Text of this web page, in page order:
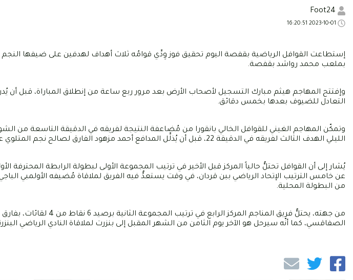
إستطاعت القوافل الرياضية بقفصة اليوم تحقيق فوز وِدِّي قوامُه ثلاث أهداف لهدفين على ضيفها النجم
بملعب محمد رواشد بقفصة.
وإفتتح المهاجم هيثم مبارك التسجيل لأصحاب الأرض بعد مرور ربع ساعة من إنطلاق المباراة، قبل أن
التعادل للضيوف بعدها بخمس دقائق.
وتمكّن المهاجم الغيني للقوافل الخالي بانقورا من مُضاعفة النتيجة لفريقه في الدقيقة التاسعة من
الليلي الهدف الثالث لفريقه في الدقيقة 22، قبل أن يُذلِّل المدافع أحمد مزهود الفارق لصالح نجم المتلوي عن طريق ركلة جزاء.
من البطولة المحلية.
الصفاقسي، كما أنّه سيرحل هو الآخر يوم الثامن من الشهر المقبل إلى بنزرت لملاقاة النادي الرياضي